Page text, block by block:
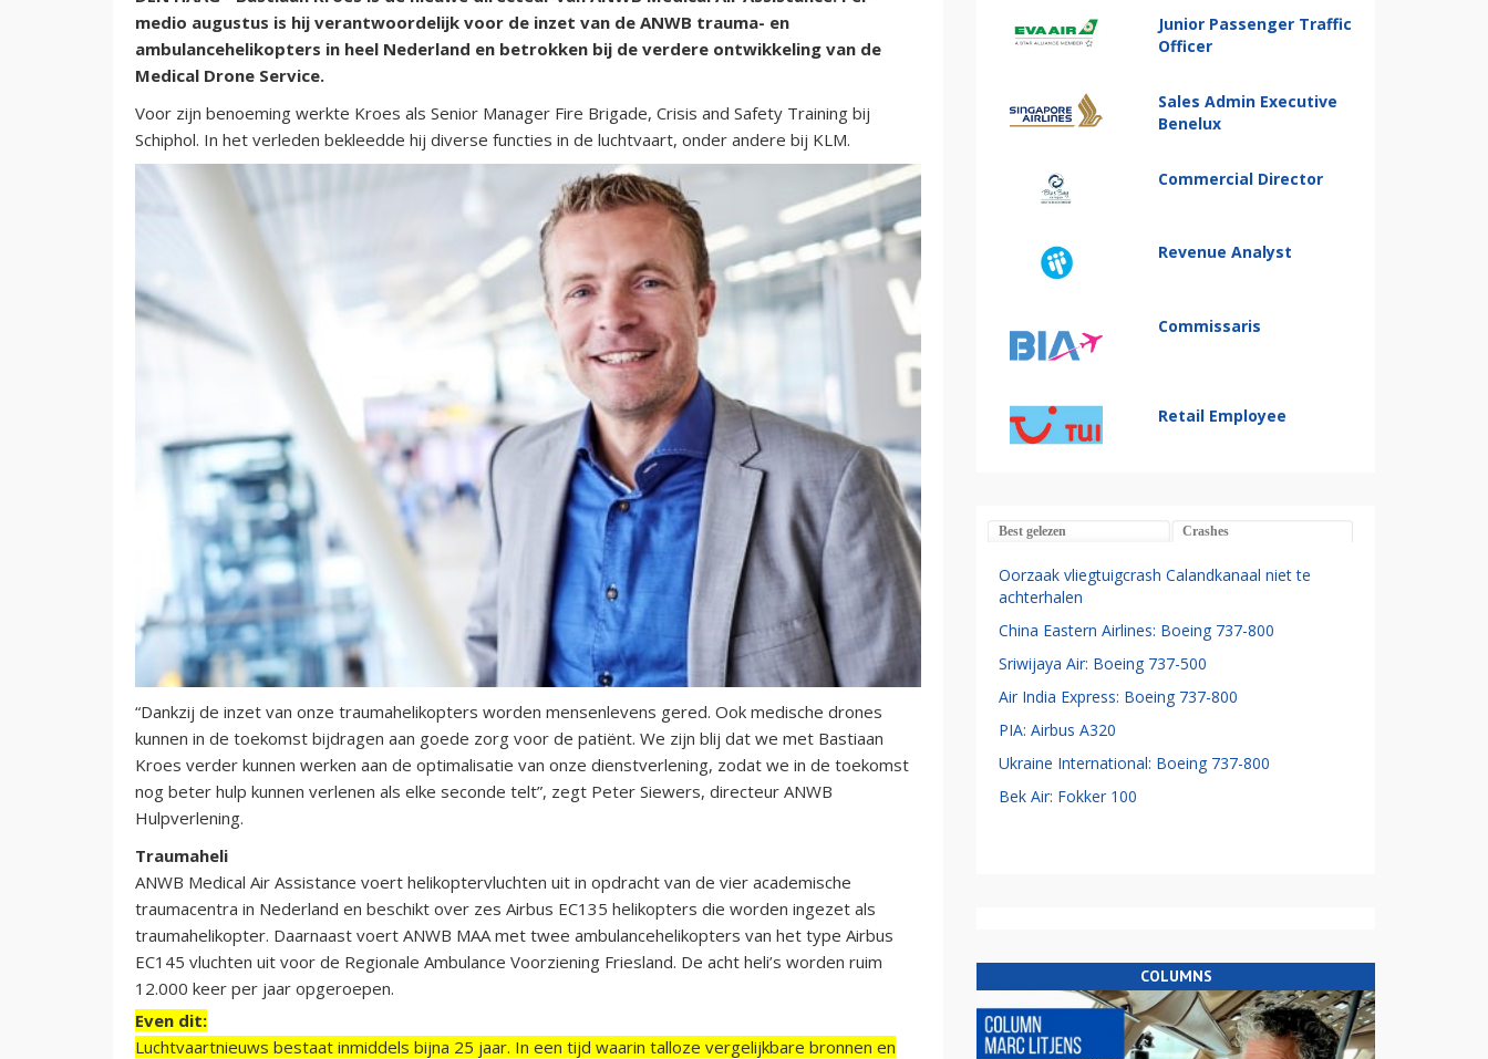
medio augustus is hij verantwoordelijk voor de inzet van de ANWB trauma- en
ambulancehelikopters in heel Nederland en betrokken bij de verdere ontwikkeling van de
Medical Drone Service.
Voor zijn benoeming werkte Kroes als Senior Manager Fire Brigade, Crisis and Safety Training bij
Schiphol. In het verleden bekleedde hij diverse functies in de luchtvaart, onder andere bij KLM.
“Dankzij de inzet van onze traumahelikopters worden mensenlevens gered. Ook medische drones
kunnen in de toekomst bijdragen aan goede zorg voor de patiënt. We zijn blij dat we met Bastiaan
Kroes verder kunnen werken aan de optimalisatie van onze dienstverlening, zodat we in de toekomst
nog beter hulp kunnen verlenen als elke seconde telt”, zegt Peter Siewers, directeur ANWB
Hulpverlening.
Traumaheli
ANWB Medical Air Assistance voert helikoptervluchten uit in opdracht van de vier academische
traumacentra in Nederland en beschikt over zes Airbus EC135 helikopters die worden ingezet als
traumahelikopter. Daarnaast voert ANWB MAA met twee ambulancehelikopters van het type Airbus
EC145 vluchten uit voor de Regionale Ambulance Voorziening Friesland. De acht heli’s worden ruim
12.000 keer per jaar opgeroepen.
Even dit:
Luchtvaartnieuws bestaat inmiddels bijna 25 jaar. In een tijd waarin talloze vergelijkbare bronnen en
Junior Passenger Traffic
Officer
Sales Admin Executive
Benelux
Commercial Director
Revenue Analyst
Commissaris
Retail Employee
Best gelezen Crashes
Oorzaak vliegtuigcrash Calandkanaal niet te
achterhalen
China Eastern Airlines: Boeing 737-800
Sriwijaya Air: Boeing 737-500
Air India Express: Boeing 737-800
PIA: Airbus A320
Ukraine International: Boeing 737-800
Bek Air: Fokker 100
COLUMNS